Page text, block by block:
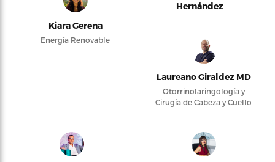
Kiara Gerena
Energía Renovable
Hernández
Laureano Giraldez MD
Otorrinolaringología y
Cirugía de Cabeza y Cuello